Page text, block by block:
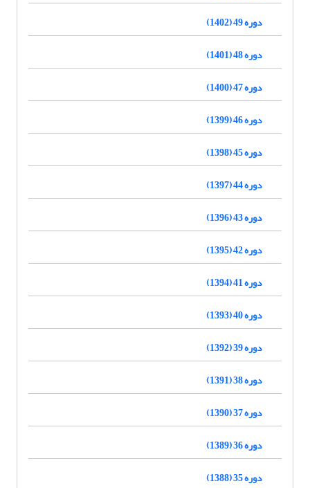
دوره 49 (1402)
دوره 48 (1401)
دوره 47 (1400)
دوره 46 (1399)
دوره 45 (1398)
دوره 44 (1397)
دوره 43 (1396)
دوره 42 (1395)
دوره 41 (1394)
دوره 40 (1393)
دوره 39 (1392)
دوره 38 (1391)
دوره 37 (1390)
دوره 36 (1389)
دوره 35 (1388)